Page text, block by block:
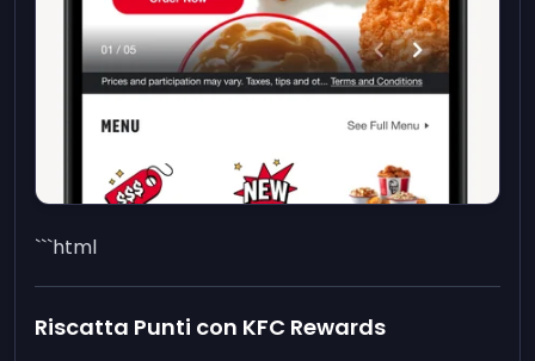
```html
Riscatta Punti con KFC Rewards